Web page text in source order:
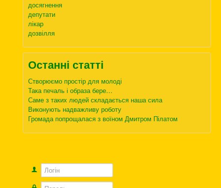
досягнення
депутати
лікар
дозвілля
Останні статті
Створюємо простір для молоді
Така печаль і образа бере…
Саме з таких людей складається наша сила
Виконують надважливу роботу
Громада попрощалася з воїном Дмитром Пілатом
Логін